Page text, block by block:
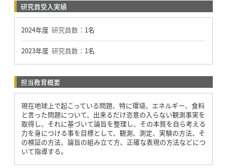
研究員受入実績
2024年度 研究員数： 1名
2023年度 研究員数： 1名
担当教育概要
現在地球上で起こっている問題、特に環境、エネルギー、食料
と言った問題について、出来るだけ恣意の入らない観測事実を
取得し、それに基づいて論旨を整理し、その本質を自ら考える
力を身につける事を目標として、観測、測定、実験の方法、そ
の検証の方法、論旨の組み立て方、正確な表現の方法などにつ
いて指導する。